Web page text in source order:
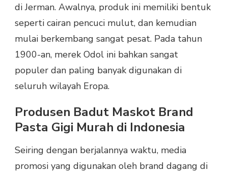
di Jerman. Awalnya, produk ini memiliki bentuk
seperti cairan pencuci mulut, dan kemudian
mulai berkembang sangat pesat. Pada tahun
1900-an, merek Odol ini bahkan sangat
populer dan paling banyak digunakan di
seluruh wilayah Eropa.
Produsen Badut Maskot Brand
Pasta Gigi Murah di Indonesia
Seiring dengan berjalannya waktu, media
promosi yang digunakan oleh brand dagang di